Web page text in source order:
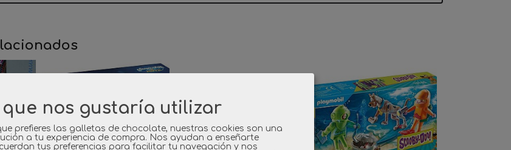
que nos gustaría utilizar
prefieres las galletas de chocolate, nuestras cookies son una
a tu experiencia de compra. Nos ayudan a enseñarte
tus preferencias para facilitar tu navegación y nos